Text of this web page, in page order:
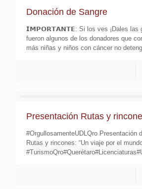
Donación de Sangre
𝗜𝗠𝗣𝗢𝗥𝗧𝗔𝗡𝗧𝗘: Si los ves ¡Dales las
fueron algunos de los donadores que
más niñas y niños con cáncer no
Presentación Rutas y
#OrgullosamenteUDLQro Presentación
Rutas y rincones: “Un viaje por el